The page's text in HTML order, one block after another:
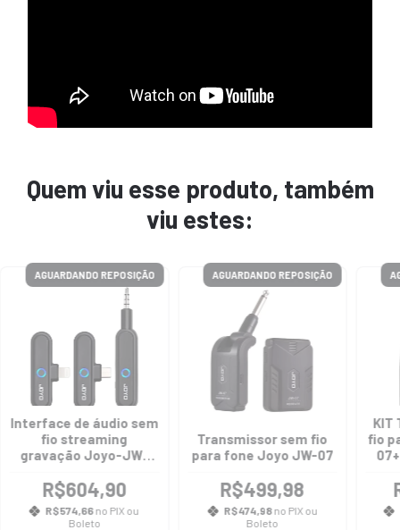
Quem viu esse produto, também
viu estes:
AGUARDANDO REPOSIÇÃO
Interface de áudio sem
fio streaming
gravação Joyo-JW-
R$604,90
R$574,66no PIX ou
Boleto
AGUARDANDO REPOSIÇÃO
Transmissor sem fio
para fone Joyo JW-07
R$499,98
R$474,98no PIX ou
Boleto
KIT
fio